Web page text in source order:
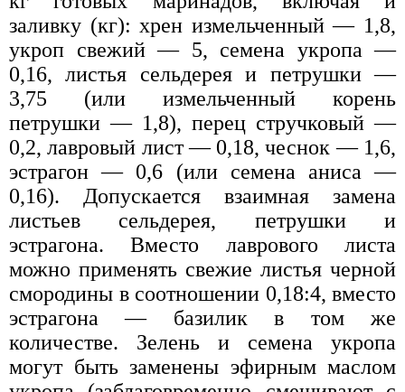
заливку (кг): хрен измельченный — 1,8,
укроп свежий — 5, семена укропа —
0,16, листья сельдерея и петрушки —
3,75 (или измельченный корень
петрушки — 1,8), перец стручковый —
0,2, лавровый лист — 0,18, чеснок — 1,6,
эстрагон — 0,6 (или семена аниса —
0,16). Допускается взаимная замена
листьев сельдерея, петрушки и
эстрагона. Вместо лаврового листа
можно применять свежие листья черной
смородины в соотношении 0,18:4, вместо
эстрагона — базилик в том же
количестве. Зелень и семена укропа
могут быть заменены эфирным маслом